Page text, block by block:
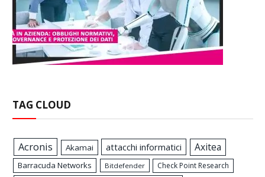
TAG CLOUD
Acronis Akamai attacchi informatici Axitea
Barracuda Networks Bitdefender Check Point Research